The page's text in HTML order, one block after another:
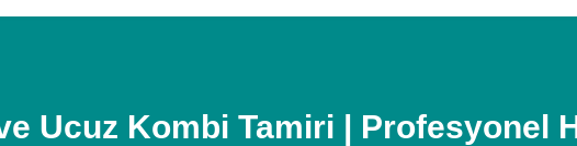
Ucuz Kombi Tamiri | Profesyonel